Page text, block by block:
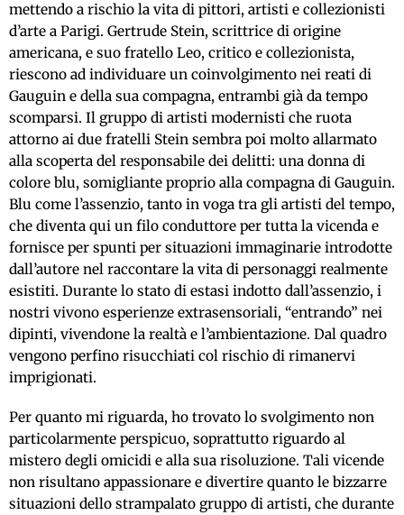
mettendo a rischio la vita di pittori, artisti e collezionisti
d’arte a Parigi. Gertrude Stein, scrittrice di origine
americana, e suo fratello Leo, critico e collezionista,
riescono ad individuare un coinvolgimento nei reati di
Gauguin e della sua compagna, entrambi già da tempo
scomparsi. Il gruppo di artisti modernisti che ruota
attorno ai due fratelli Stein sembra poi molto allarmato
alla scoperta del responsabile dei delitti: una donna di
colore blu, somigliante proprio alla compagna di Gauguin.
Blu come l’assenzio, tanto in voga tra gli artisti del tempo,
che diventa qui un filo conduttore per tutta la vicenda e
fornisce per spunti per situazioni immaginarie introdotte
dall’autore nel raccontare la vita di personaggi realmente
esistiti. Durante lo stato di estasi indotto dall’assenzio, i
nostri vivono esperienze extrasensoriali, “entrando” nei
dipinti, vivendone la realtà e l’ambientazione. Dal quadro
vengono perfino risucchiati col rischio di rimanervi
imprigionati.
Per quanto mi riguarda, ho trovato lo svolgimento non
particolarmente perspicuo, soprattutto riguardo al
mistero degli omicidi e alla sua risoluzione. Tali vicende
non risultano appassionare e divertire quanto le bizzarre
situazioni dello strampalato gruppo di artisti, che durante